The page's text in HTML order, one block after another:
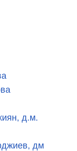
д.м.
дм